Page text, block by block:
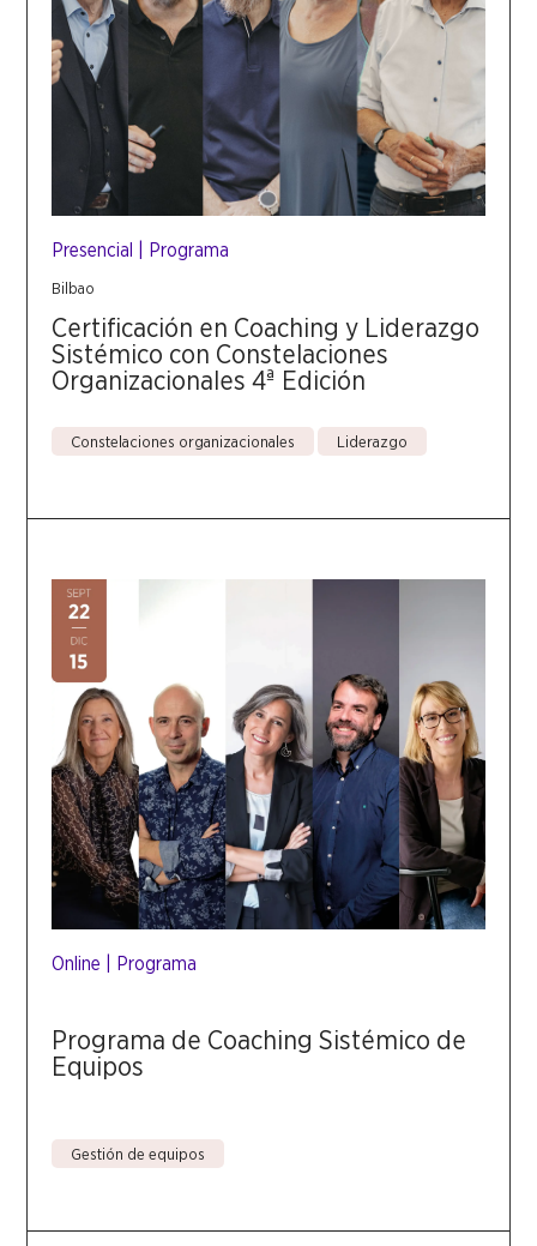
Presencial Programa
Bilbao
Certificación en Coaching y Liderazgo
Sistémico con Constelaciones
Organizacionales 4ª Edición
Constelaciones organizacionales Liderazgo
Online Programa
Programa de Coaching Sistémico de
Equipos
Gestión de equipos